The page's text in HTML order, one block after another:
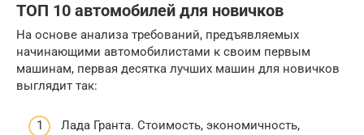
ТОП 10 автомобилей для новичков
На основе анализа требований, предъявляемых
начинающими автомобилистами к своим первым
машинам, первая десятка лучших машин для новичков
выглядит так:
Лада Гранта. Стоимость, экономичность,